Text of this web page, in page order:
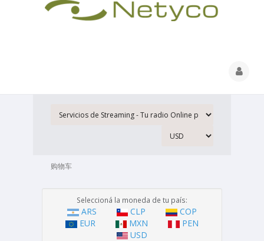
购物车
Seleccioná la moneda de tu país:
ARS CLP
COP
EUR
MXN
PEN
USD